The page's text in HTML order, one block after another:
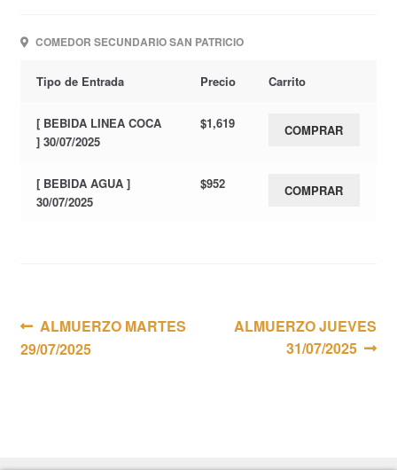
COMEDOR SECUNDARIO SAN PATRICIO
Tipo de Entrada Precio Carrito
[ BEBIDA LINEA COCA
] 30/07/2025
$1,619 COMPRAR
[ BEBIDA AGUA ]
30/07/2025
$952 COMPRAR
Navegación
de
Anterior:
ALMUERZO MARTES
29/07/2025
Siguiente:
ALMUERZO JUEVES
31/07/2025